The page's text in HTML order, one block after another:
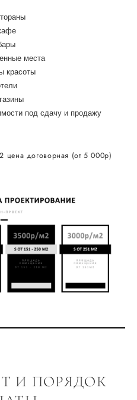
места
красоты
под сдачу и продажу
договорная (от 5 000р)
И ПОРЯДОК